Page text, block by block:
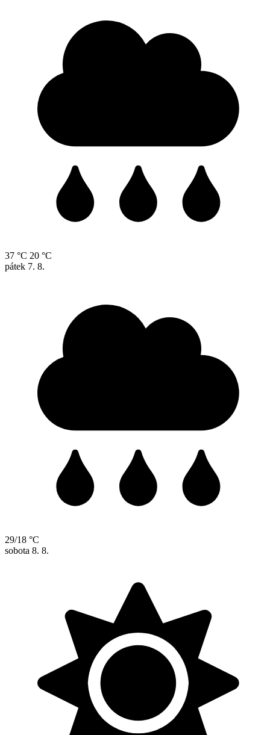
37 °C 20 °C
pátek 7. 8.
29/18 °C
sobota 8. 8.